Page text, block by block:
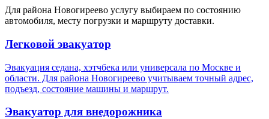
Для района Новогиреево услугу выбираем по состоянию
автомобиля, месту погрузки и маршруту доставки.
Легковой эвакуатор
Эвакуация седана, хэтчбека или универсала по Москве и
области. Для района Новогиреево учитываем точный адрес,
подъезд, состояние машины и маршрут.
Эвакуатор для внедорожника